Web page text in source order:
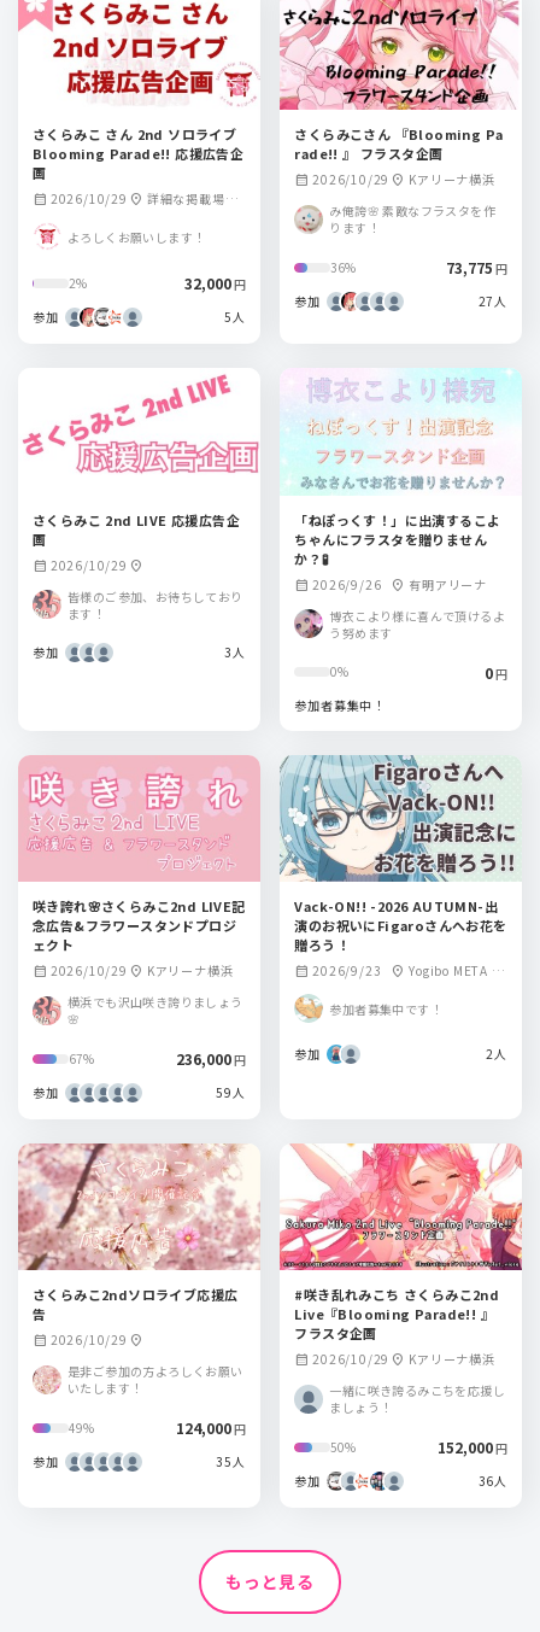
さくらみこ さん 2nd ソロライブ
Blooming Parade!! 応援広告企
画
calendar_month 2026/10/29 location_on 詳細な掲載場所
ます
よろしくお願いします！
2% 32,000円
参加
5人
さくらみこさん 『Blooming Pa
rade!! 』 フラスタ企画
calendar_month 2026/10/29 location_on Kアリーナ横浜
み俺誇🌸 素敵なフラスタを作
ります！
36% 73,775 円
参加
27人
さくらみこ 2nd LIVE 応援広告企
画
calendar_month 2026/10/29 location_on
皆様のご参加、お待ちしており
ます！
参加 3人
「ねぽっくす！」に出演するこよ
ちゃんにフラスタを贈りません
か？🧪
calendar_month 2026/9/26 location_on 有明アリーナ
博衣こより様に喜んで頂けるよ
う努めます
0% 0円
参加者募集中！
咲き誇れ🌸さくらみこ2nd LIVE記
念広告&フラワースタンドプロジ
ェクト
calendar_month 2026/10/29 location_on Kアリーナ横浜
横浜でも沢山咲き誇りましょう
🌸
67% 236,000円
参加
59人
Vack-ON!! -2026 AUTUMN-出
演のお祝いにFigaroさんへお花を
贈ろう！
calendar_month 2026/9/23 location_on Yogibo META V
参加者募集中です！
参加 2人
さくらみこ2ndソロライブ応援広
告
calendar_month 2026/10/29 location_on
是非ご参加の方よろしくお願い
いたします！
49% 124,000円
参加
35人
#咲き乱れみこち さくらみこ2nd
Live『Blooming Parade!! 』
フラスタ企画
calendar_month 2026/10/29 location_on Kアリーナ横浜
一緒に咲き誇るみこちを応援し
ましょう！
50% 152,000円
参加
36人
もっと見る